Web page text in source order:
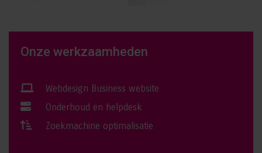
Onze werkzaamheden
Webdesign Business website
Onderhoud en helpdesk
Zoekmachine optimalisatie